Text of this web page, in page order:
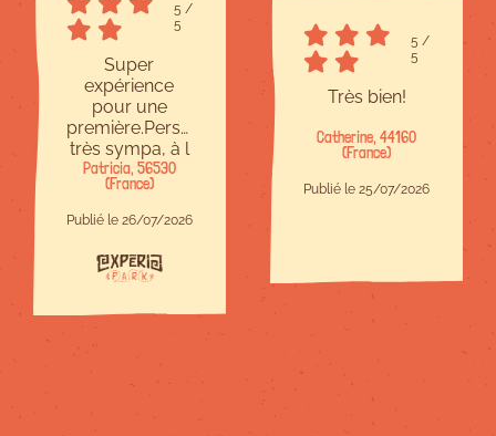
5 /
5
Super
expérience
pour une
première.Personnel
très sympa, à l
écoute et
bienveillant.Site
à taille
humaine,c est
parfait.Il y en a
pour tous les
chacun trouve
recommande !
Patricia, 56530
(France)
Publié le 26/07/2026
5 /
5
Très bien!
Catherine, 44160
(France)
Publié le 25/07/2026